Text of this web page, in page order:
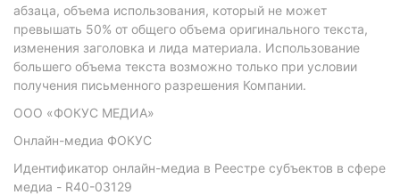
абзаца, объема использования, который не может
превышать 50% от общего объема оригинального текста,
изменения заголовка и лида материала. Использование
большего объема текста возможно только при условии
получения письменного разрешения Компании.
ООО «ФОКУС МЕДИА»
Онлайн-медиа ФОКУС
Идентификатор онлайн-медиа в Реестре субъектов в сфере
медиа - R40-03129